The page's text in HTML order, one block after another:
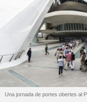
Una jornada de portes obertes al